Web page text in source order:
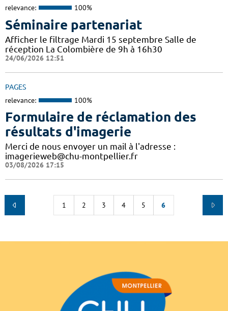
relevance: 100%
Séminaire partenariat
Afficher le filtrage Mardi 15 septembre Salle de
réception La Colombière de 9h à 16h30
24/06/2026 12:51
PAGES
relevance: 100%
Formulaire de réclamation des
résultats d'imagerie
Merci de nous envoyer un mail à l'adresse :
imagerieweb@chu-montpellier.fr
03/08/2026 17:15
1 2 3 4 5 6